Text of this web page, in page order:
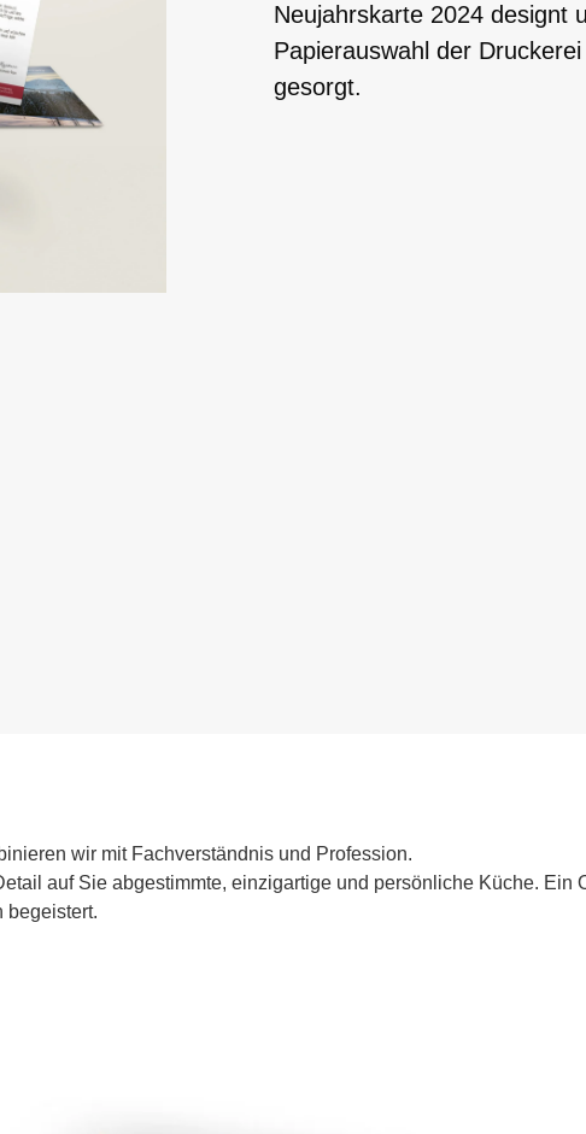
Neujahrskarte 2024 designt
Papierauswahl der
gesorgt.
wir mit Fachverständnis und Profession.
auf Sie abgestimmte, einzigartige und persönliche Küche. Ein
begeistert.